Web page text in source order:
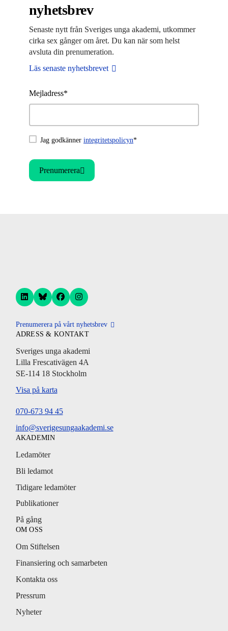
nyhetsbrev
Senaste nytt från Sveriges unga akademi, utkommer
cirka sex gånger om året. Du kan när som helst
avsluta din prenumeration.
Läs senaste nyhetsbrevet
Mejladress*
Jag godkännerintegritetspolicyn*
Prenumerera
Prenumerera på vårt nyhetsbrev
ADRESS & KONTAKT
Sveriges unga akademi
Lilla Frescativägen 4A
SE-114 18 Stockholm
Visa på karta
070-673 94 45
info@sverigesungaakademi.se
AKADEMIN
Ledamöter
Bli ledamot
Tidigare ledamöter
Publikationer
På gång
OM OSS
Om Stiftelsen
Finansiering och samarbeten
Kontakta oss
Pressrum
Nyheter